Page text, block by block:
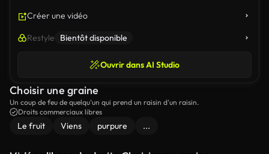
Créer une vidéo
Restyle Bientôt disponible
Ouvrir dans AI Studio
Choisir une graine
Un coup de feu de quelqu'un qui prend un raisin d'un raisin.
Droits commerciaux libres
Le fruit Viens purpure ...